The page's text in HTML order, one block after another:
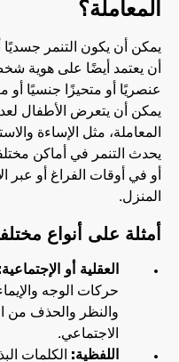
المعاملة؟
يمكن أن يكون التنمر جسديًا
أن يعتمد أيضًا على هوية
عنصريًا أو متحيزًا جنسيًا أو
يمكن أن يتعرض الأطفال
المعاملة، مثل الإساءة
يحدث التنمر في أماكن
أو في أوقات الفراغ أو عبر
المنزل.
أمثلة على أنواع
العقلية أو
حركات الوجه
والنظر والحذف من
الاجتماعي.
اللفظية: الكلمات